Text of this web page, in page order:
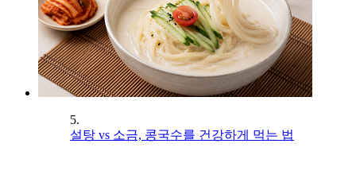
5.
설탕 vs 소금, 콩국수를 건강하게 먹는 법